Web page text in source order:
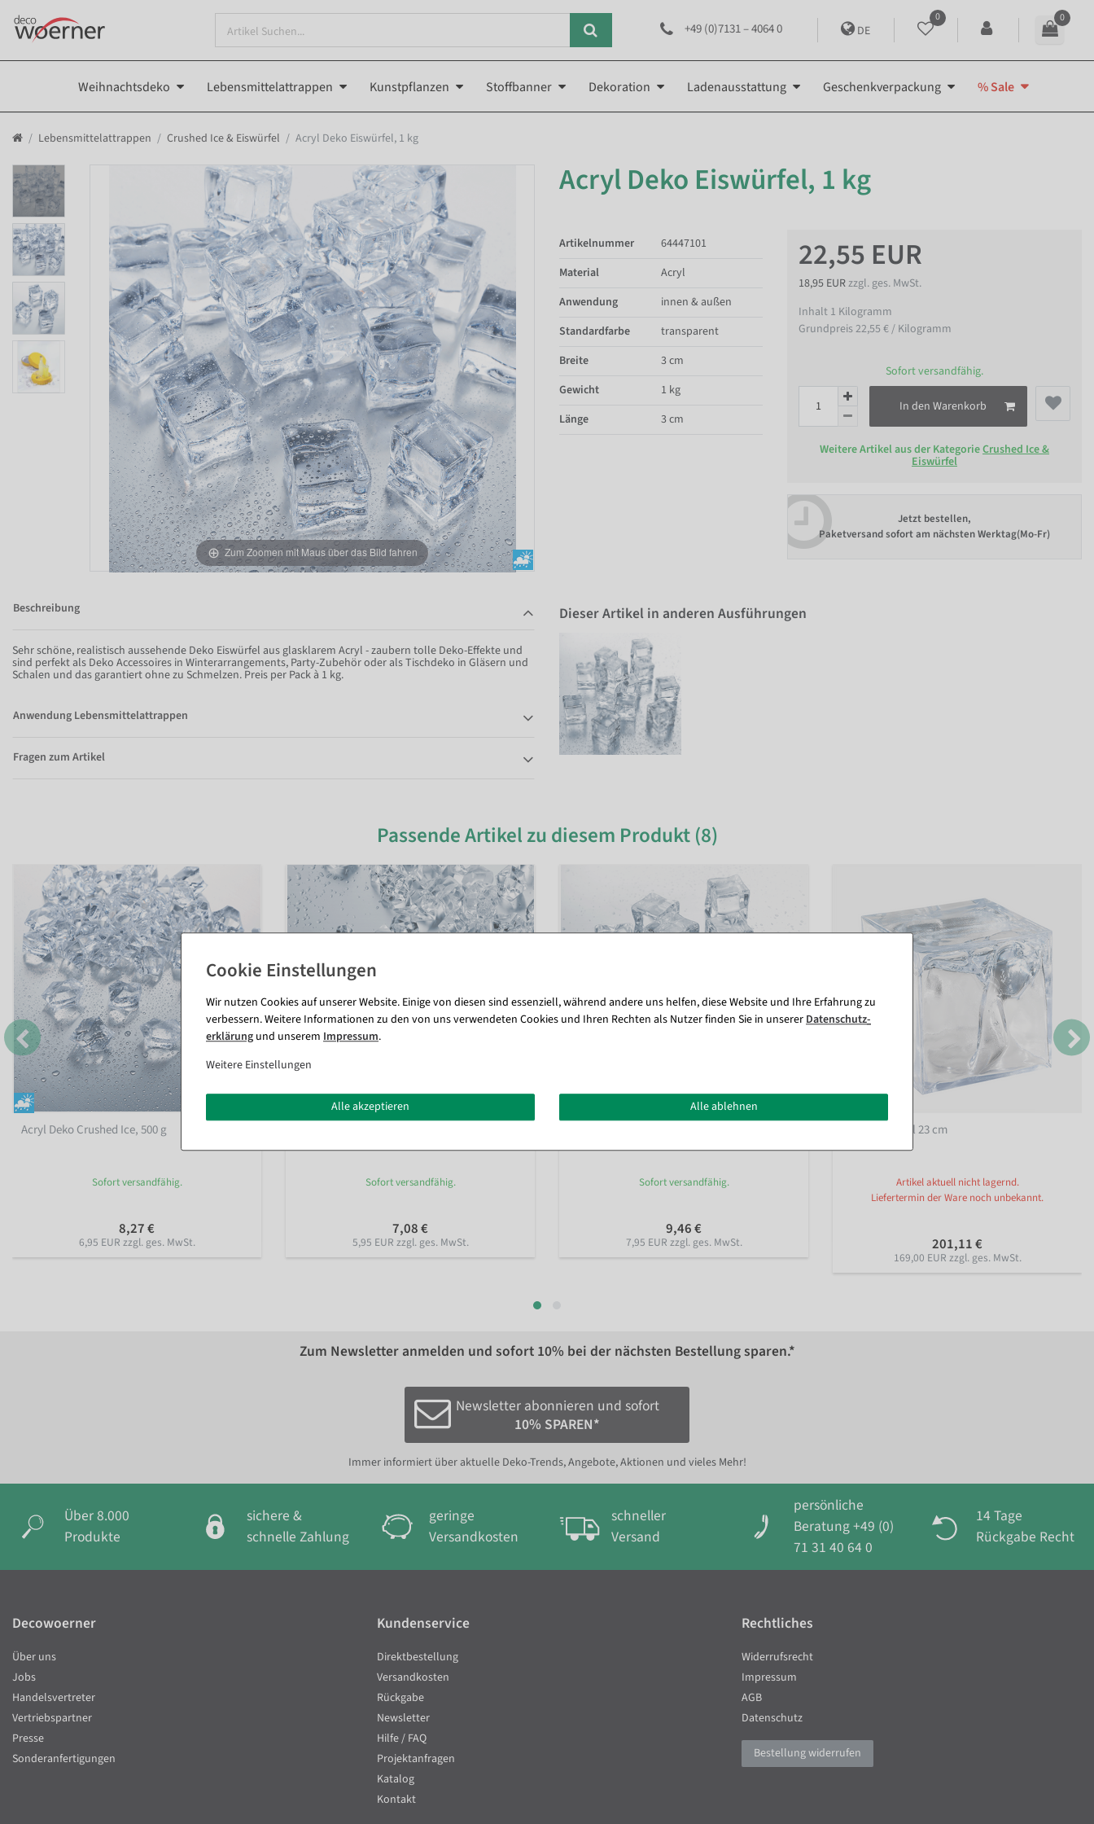
+49 (0)7131 – 4064 0 DE
0 0
Weihnachtsdeko Lebensmittelattrappen Kunstpflanzen Stoffbanner Dekoration Ladenausstattung Geschenkverpackung % Sale
Lebensmittelattrappen Crushed Ice & Eiswürfel Acryl Deko Eiswürfel, 1 kg
Zum Zoomen mit Maus über das Bild fahren
Acryl Deko Eiswürfel, 1 kg
22,55 EUR
18,95 EURzzgl. ges. MwSt.
Inhalt 1 Kilogramm
Grundpreis22,55 € / Kilogramm
Sofort versandfähig.
In den Warenkorb
Weitere Artikel aus der KategorieCrushed Ice &
Eiswürfel
Jetzt bestellen,
Paketversand sofort am nächsten Werktag(Mo-Fr)
Artikelnummer
64447101
Material
Acryl
Anwendung
innen & außen
Standardfarbe
transparent
Breite
3 cm
Gewicht
1 kg
Länge
3 cm
Beschreibung
Sehr schöne, realistisch aussehende Deko Eiswürfel aus glasklarem Acryl - zaubern tolle Deko-Effekte und
sind perfekt als Deko Accessoires in Winterarrangements, Party-Zubehör oder als Tischdeko in Gläsern und
Schalen und das garantiert ohne zu Schmelzen. Preis per Pack à 1 kg.
Anwendung Lebensmittelattrappen
Fragen zum Artikel
Dieser Artikel in anderen Ausführungen
Passende Artikel zu diesem Produkt (8)
Acryl Deko Crushed Ice, 500 g
Sofort versandfähig.
8,27 €
6,95 EUR zzgl. ges. MwSt.
Sofort versandfähig.
7,08 €
5,95 EUR zzgl. ges. MwSt.
Sofort versandfähig.
9,46 €
7,95 EUR zzgl. ges. MwSt.
Deko Eiswürfel 23 cm
Artikel aktuell nicht lagernd.
Liefertermin der Ware noch unbekannt.
201,11 €
169,00 EUR zzgl. ges. MwSt.
Zum Newsletter anmelden und sofort 10% bei der nächsten Bestellung sparen.*
Newsletter abonnieren und sofort
10% SPAREN*
Immer informiert über aktuelle Deko-Trends, Angebote, Aktionen und vieles Mehr!
Über 8.000
Produkte
sichere &
schnelle Zahlung
geringe
Versandkosten
schneller
Versand
persönliche
Beratung +49 (0)
71 31 40 64 0
14 Tage
Rückgabe Recht
Wir nutzen Cookies auf unserer Website. Einige von diesen sind essenziell, während andere uns helfen, diese Website und Ihre Erfahrung zu
verbessern. Weitere Informationen zu den von uns verwendeten Cookies und Ihren Rechten als Nutzer finden Sie in unserer Daten­schutz­
erklärung und unserem Impressum.
Weitere Einstellungen
Alle akzeptieren Alle ablehnen
Decowoerner
Über uns
Jobs
Handelsvertreter
Vertriebspartner
Presse
Sonderanfertigungen
Kundenservice
Direktbestellung
Versandkosten
Rückgabe
Newsletter
Hilfe / FAQ
Projektanfragen
Katalog
Kontakt
Rechtliches
Widerrufsrecht
Impressum
AGB
Datenschutz
Bestellung widerrufen